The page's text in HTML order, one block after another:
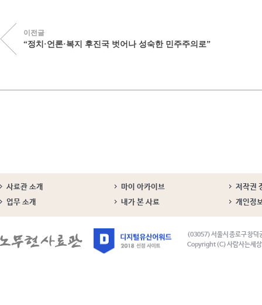
이전글
“정치·언론·복지 후진국 벗어나 성숙한 민주주의로”
사료관 소개 마이 아카이브
저작권
업무 소개
내가 본 사료 개인정
(03057) 서울시 종로구 창덕
Copyright (C) 사람사는세